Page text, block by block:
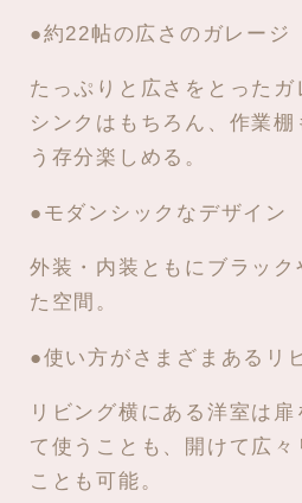
●約22帖の広さのガレージ
たっぷりと広さをとった
シンクはもちろん、作業
う存分楽しめる。
●モダンシックなデザイン
外装・内装ともにブラッ
た空間。
●使い方がさまざまあるリ
リビング横にある洋室は
て使うことも、開けて広々
ことも可能。